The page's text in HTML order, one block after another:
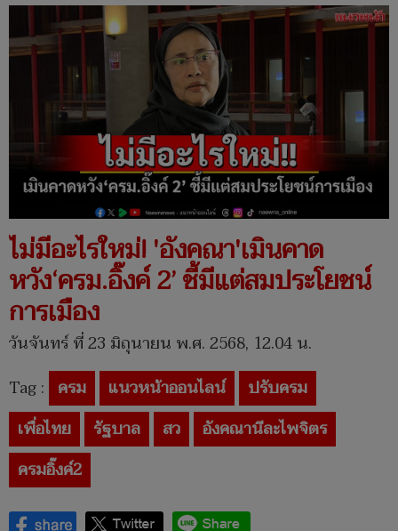
ไม่มีอะไรใหม่! 'อังคณา'เมินคาด
หวัง‘ครม.อิ๊งค์ 2’ ชี้มีแต่สมประโยชน์
การเมือง
วันจันทร์ ที่ 23 มิถุนายน พ.ศ. 2568, 12.04 น.
Tag : ครม แนวหน้าออนไลน์
ปรับครม
เพื่อไทย
รัฐบาล สว
อังคณานีละไพจิตร
ครมอิ๊งค์2